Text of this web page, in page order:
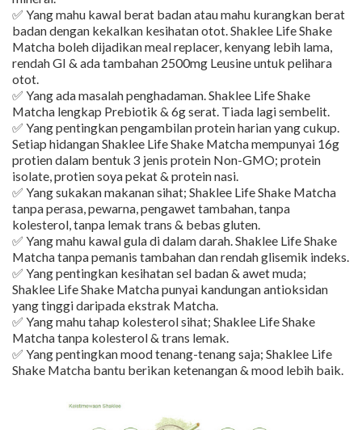
✅ Yang mahu kawal berat badan atau mahu kurangkan berat
badan dengan kekalkan kesihatan otot. Shaklee Life Shake
Matcha boleh dijadikan meal replacer, kenyang lebih lama,
rendah GI & ada tambahan 2500mg Leusine untuk pelihara
otot.
✅ Yang ada masalah penghadaman. Shaklee Life Shake
Matcha lengkap Prebiotik & 6g serat. Tiada lagi sembelit.
✅ Yang pentingkan pengambilan protein harian yang cukup.
Setiap hidangan Shaklee Life Shake Matcha mempunyai 16g
protien dalam bentuk 3 jenis protein Non-GMO; protein
isolate, protien soya pekat & protein nasi.
✅ Yang sukakan makanan sihat; Shaklee Life Shake Matcha
tanpa perasa, pewarna, pengawet tambahan, tanpa
kolesterol, tanpa lemak trans & bebas gluten.
✅ Yang mahu kawal gula di dalam darah. Shaklee Life Shake
Matcha tanpa pemanis tambahan dan rendah glisemik indeks.
✅ Yang pentingkan kesihatan sel badan & awet muda;
Shaklee Life Shake Matcha punyai kandungan antioksidan
yang tinggi daripada ekstrak Matcha.
✅ Yang mahu tahap kolesterol sihat; Shaklee Life Shake
Matcha tanpa kolesterol & trans lemak.
✅ Yang pentingkan mood tenang-tenang saja; Shaklee Life
Shake Matcha bantu berikan ketenangan & mood lebih baik.